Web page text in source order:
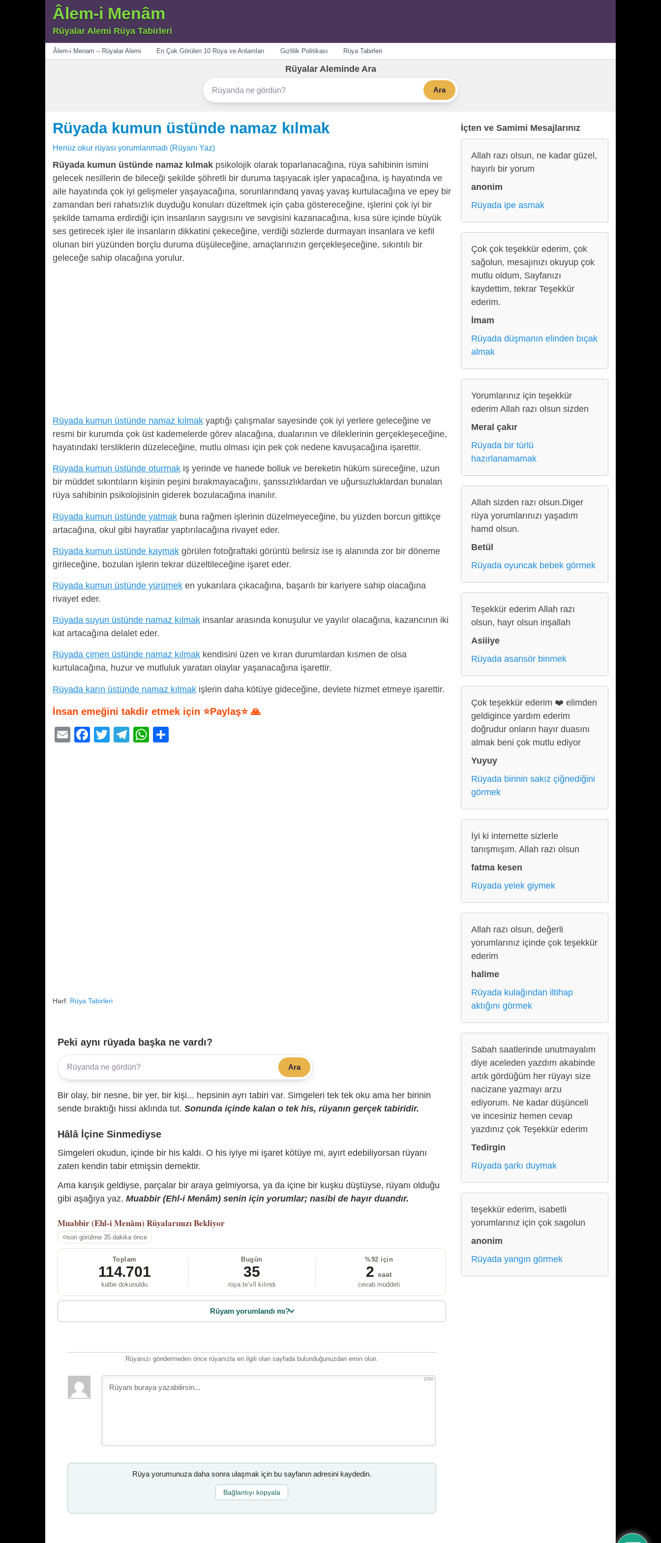
Âlem-i Menâm
Rüyalar Alemi Rüya Tabirleri
Menü
Âlem-i Menam – Rüyalar Alemi En Çok Görülen 10 Rüya ve Anlamları Gizlilik Politikası Rüya Tabirleri
Rüyalar Aleminde Ara
Ara
Rüyada kumun üstünde namaz kılmak
Henüz okur rüyası yorumlanmadı (Rüyanı Yaz)
Rüyada kumun üstünde namaz kılmak psikolojik olarak toparlanacağına, rüya sahibinin ismini
gelecek nesillerin de bileceği şekilde şöhretli bir duruma taşıyacak işler yapacağına, iş hayatında ve
aile hayatında çok iyi gelişmeler yaşayacağına, sorunlarındanq yavaş yavaş kurtulacağına ve epey bir
zamandan beri rahatsızlık duyduğu konuları düzeltmek için çaba göstereceğine, işlerini çok iyi bir
şekilde tamama erdirdiği için insanların saygısını ve sevgisini kazanacağına, kısa süre içinde büyük
ses getirecek işler ile insanların dikkatini çekeceğine, verdiği sözlerde durmayan insanlara ve kefil
olunan biri yüzünden borçlu duruma düşüleceğine, amaçlarınızın gerçekleşeceğine, sıkıntılı bir
geleceğe sahip olacağına yorulur.
Rüyada kumun üstünde namaz kılmak yaptığı çalışmalar sayesinde çok iyi yerlere geleceğine ve
resmi bir kurumda çok üst kademelerde görev alacağına, dualarının ve dileklerinin gerçekleşeceğine,
hayatındaki tersliklerin düzeleceğine, mutlu olması için pek çok nedene kavuşacağına işarettir.
Rüyada kumun üstünde oturmak iş yerinde ve hanede bolluk ve bereketin hüküm süreceğine, uzun
bir müddet sıkıntıların kişinin peşini bırakmayacağını, şanssızlıklardan ve uğursuzluklardan bunalan
rüya sahibinin psikolojisinin giderek bozulacağına inanılır.
Rüyada kumun üstünde yatmak buna rağmen işlerinin düzelmeyeceğine, bu yüzden borcun gittikçe
artacağına, okul gibi hayratlar yaptırılacağına rivayet eder.
Rüyada kumun üstünde kaymak görülen fotoğraftaki görüntü belirsiz ise iş alanında zor bir döneme
girileceğine, bozulan işlerin tekrar düzeltileceğine işaret eder.
Rüyada kumun üstünde yürümek en yukarılara çıkacağına, başarılı bir kariyere sahip olacağına
rivayet eder.
Rüyada suyun üstünde namaz kılmak insanlar arasında konuşulur ve yayılır olacağına, kazancının iki
kat artacağına delalet eder.
Rüyada çimen üstünde namaz kılmak kendisini üzen ve kıran durumlardan kısmen de olsa
kurtulacağına, huzur ve mutluluk yaratan olaylar yaşanacağına işarettir.
Rüyada karın üstünde namaz kılmak işlerin daha kötüye gideceğine, devlete hizmet etmeye işarettir.
İnsan emeğini takdir etmek için ⭐Paylaş⭐ 🙏
E
F
T
T
W
Harf: Rüya Tabirleri
Peki aynı rüyada başka ne vardı?
Ara
Bir olay, bir nesne, bir yer, bir kişi... hepsinin ayrı tabiri var. Simgeleri tek tek oku ama her birinin
sende bıraktığı hissi aklında tut. Sonunda içinde kalan o tek his, rüyanın gerçek tabiridir.
Hâlâ İçine Sinmediyse
Simgeleri okudun, içinde bir his kaldı. O his iyiye mi işaret kötüye mi, ayırt edebiliyorsan rüyanı
zaten kendin tabir etmişsin demektir.
Ama karışık geldiyse, parçalar bir araya gelmiyorsa, ya da içine bir kuşku düştüyse, rüyanı olduğu
gibi aşağıya yaz. Muabbir (Ehl-i Menâm) senin için yorumlar; nasibi de hayır duandır.
Muabbir (Ehl-i Menâm) Rüyalarınızı Bekliyor
son görülme 35 dakika önce
Toplam
114.701
kalbe dokunuldu
Bugün
35
rüya te’vîl kılındı
%92 için
2 saat
cevab müddeti
Rüyam yorumlandı mı?
Rüyanızı göndermeden önce rüyanızla en ilgili olan sayfada bulunduğunuzdan emin olun.
1000
Rüya yorumunuza daha sonra ulaşmak için bu sayfanın adresini kaydedin.
Bağlantıyı kopyala
İçten ve Samimi Mesajlarınız
Allah razı olsun, ne kadar güzel,
hayırlı bir yorum
anonim
Rüyada ipe asmak
Çok çok teşekkür ederim, çok
sağolun, mesajınızı okuyup çok
mutlu oldum, Sayfanızı
kaydettim, tekrar Teşekkür
ederim.
İmam
Rüyada düşmanın elinden bıçak
almak
Yorumlarınız için teşekkür
ederim Allah razı olsun sizden
Meral çakır
Rüyada bir türlü
hazırlanamamak
Allah sizden razı olsun.Diger
rüya yorumlarınızı yaşadım
hamd olsun.
Betül
Rüyada oyuncak bebek görmek
Teşekkür ederim Allah razı
olsun, hayr olsun inşallah
Asiiiye
Rüyada asansör binmek
Çok teşekkür ederim ❤️ elimden
geldigince yardım ederim
doğrudur onların hayır duasını
almak beni çok mutlu ediyor
Yuyuy
Rüyada birinin sakız çiğnediğini
görmek
İyi ki internette sizlerle
tanışmışım. Allah razı olsun
fatma kesen
Rüyada yelek giymek
Allah razı olsun, değerli
yorumlarınız içinde çok teşekkür
ederim
halime
Rüyada kulağından iltihap
aktığını görmek
Sabah saatlerinde unutmayalım
diye aceleden yazdım akabinde
artık gördüğüm her rüyayı size
nacizane yazmayı arzu
ediyorum. Ne kadar düşünceli
ve incesiniz hemen cevap
yazdınız çok Teşekkür ederim
Tedirgin
Rüyada şarkı duymak
teşekkür ederim, isabetli
yorumlarınız için çok sagolun
anonim
Rüyada yangın görmek